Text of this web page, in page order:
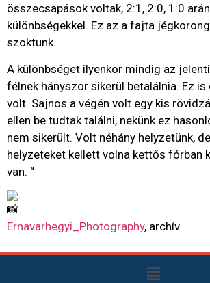
összecsapások voltak, 2:1, 2:0, 1:0
különbségekkel. Ez az a fajta
szoktunk.
A különbséget ilyenkor mindig az
félnek hányszor sikerül betalálnia. Ez
volt. Sajnos a végén volt egy kis
ellen be tudtak találni, nekünk ez
nem sikerült. Volt néhány helyzetünk,
helyzeteket kellett volna kettős fórban
van. “
Ernavarhegyi_Photography, archív